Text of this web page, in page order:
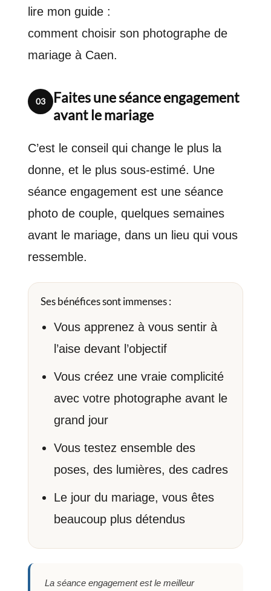
lire mon guide :
comment choisir son photographe de
mariage à Caen.
03
Faites une séance engagement
avant le mariage
C’est le conseil qui change le plus la
donne, et le plus sous-estimé. Une
séance engagement est une séance
photo de couple, quelques semaines
avant le mariage, dans un lieu qui vous
ressemble.
Ses bénéfices sont immenses :
Vous apprenez à vous sentir à
l’aise devant l’objectif
Vous créez une vraie complicité
avec votre photographe avant le
grand jour
Vous testez ensemble des
poses, des lumières, des cadres
Le jour du mariage, vous êtes
beaucoup plus détendus
La séance engagement est le meilleur